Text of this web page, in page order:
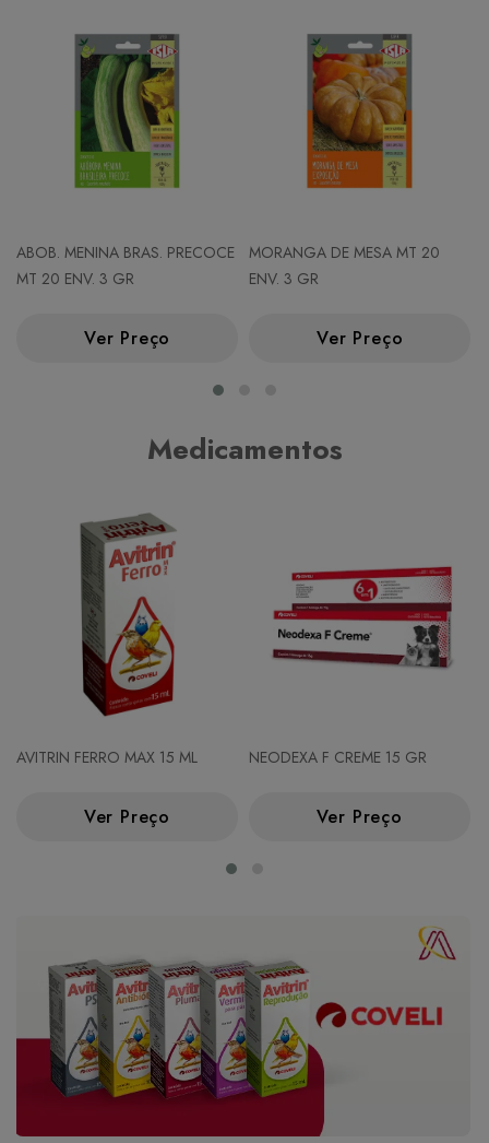
ABOB. MENINA BRAS. PRECOCE
MT 20 ENV. 3 GR
Ver Preço
MORANGA DE MESA MT 20
ENV. 3 GR
Ver Preço
Medicamentos
AVITRIN FERRO MAX 15 ML
Ver Preço
NEODEXA F CREME 15 GR
Ver Preço